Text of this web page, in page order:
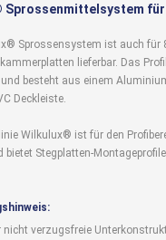
Sprossenmittelsystem für
Sprossensystem ist auch für
lieferbar. Das
besteht aus einem
Deckleiste.
Wilkulux® ist für den
bietet Stegplatten-
nicht verzugsfreie